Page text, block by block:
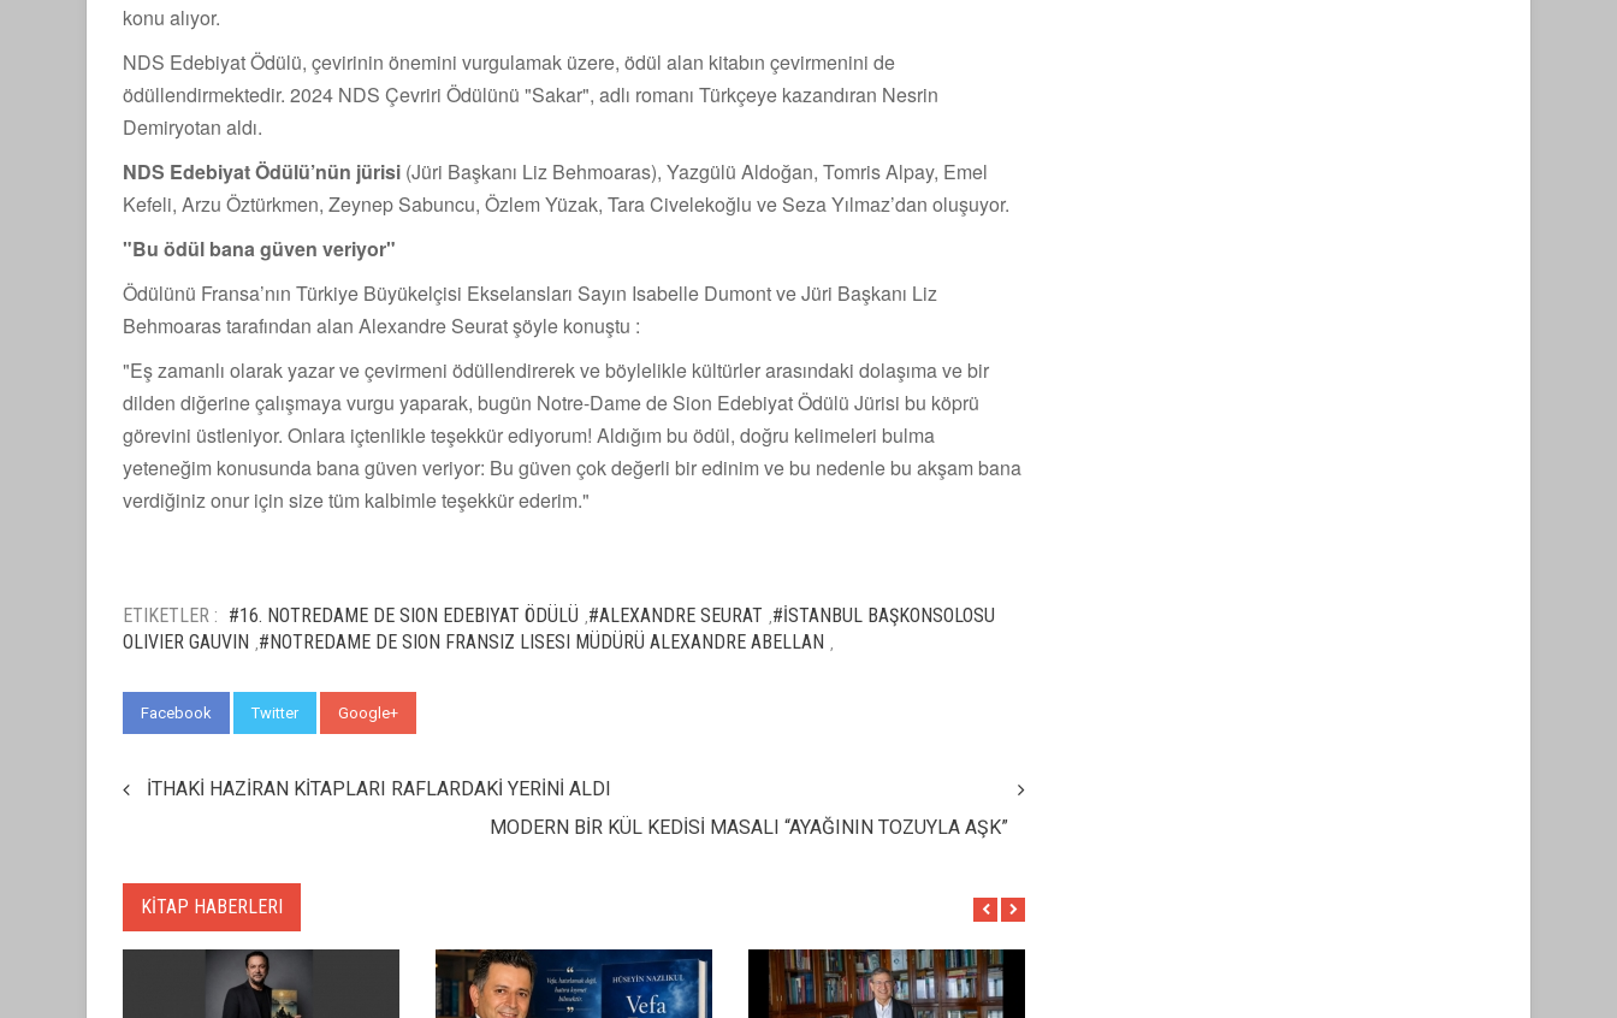
konu alıyor.
NDS Edebiyat Ödülü, çevirinin önemini vurgulamak üzere, ödül alan kitabın çevirmenini de
ödüllendirmektedir. 2024 NDS Çevriri Ödülünü "Sakar", adlı romanı Türkçeye kazandıran Nesrin
Demiryotan aldı.
NDS Edebiyat Ödülü’nün jürisi (Jüri Başkanı Liz Behmoaras), Yazgülü Aldoğan, Tomris Alpay, Emel
Kefeli, Arzu Öztürkmen, Zeynep Sabuncu, Özlem Yüzak, Tara Civelekoğlu ve Seza Yılmaz’dan oluşuyor.
"Bu ödül bana güven veriyor"
Ödülünü Fransa’nın Türkiye Büyükelçisi Ekselansları Sayın Isabelle Dumont ve Jüri Başkanı Liz
Behmoaras tarafından alan Alexandre Seurat şöyle konuştu :
"Eş zamanlı olarak yazar ve çevirmeni ödüllendirerek ve böylelikle kültürler arasındaki dolaşıma ve bir
dilden diğerine çalışmaya vurgu yaparak, bugün Notre-Dame de Sion Edebiyat Ödülü Jürisi bu köprü
görevini üstleniyor. Onlara içtenlikle teşekkür ediyorum! Aldığım bu ödül, doğru kelimeleri bulma
yeteneğim konusunda bana güven veriyor: Bu güven çok değerli bir edinim ve bu nedenle bu akşam bana
verdiğiniz onur için size tüm kalbimle teşekkür ederim."
ETIKETLER : #16. NOTREDAME DE SION EDEBIYAT ÖDÜLÜ #ALEXANDRE SEURAT #İSTANBUL BAŞKONSOLOSU
OLIVIER GAUVIN #NOTREDAME DE SION FRANSIZ LISESI MÜDÜRÜ ALEXANDRE ABELLAN
Facebook Twitter Google+
İTHAKİ HAZİRAN KİTAPLARI RAFLARDAKİ YERİNİ ALDI
MODERN BİR KÜL KEDİSİ MASALI “AYAĞININ TOZUYLA AŞK”
KİTAP HABERLERI